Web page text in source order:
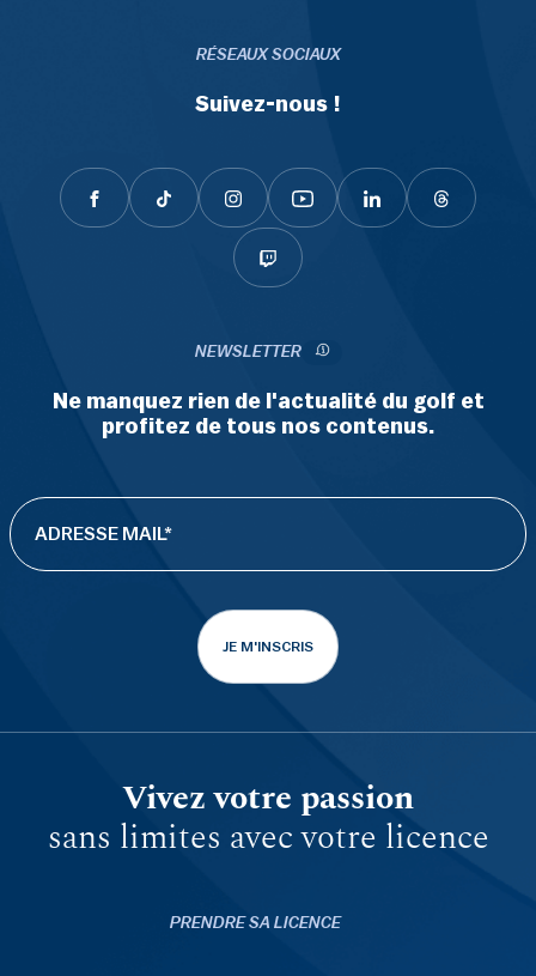
RÉSEAUX SOCIAUX
Suivez-nous !
NEWSLETTER
Ne manquez rien de l'actualité du golf et
profitez de tous nos contenus.
JE M'INSCRIS
Vivez votre passion
sans limites avec votre licence
PRENDRE SA LICENCE